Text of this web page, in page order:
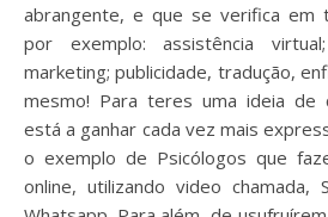
abrangente, e que se verifica em
por exemplo: assistência
marketing; publicidade, tradução,
mesmo! Para teres uma ideia de
está a ganhar cada vez mais
o exemplo de Psicólogos que
online, utilizando video chamada,